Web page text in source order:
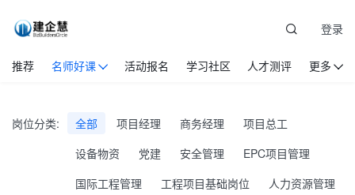
推荐 名师好课 活动报名 学习社区 人才测评 更多
登录
岗位分类: 全部 项目经理 商务经理
项目总工
设备物资
党建 安全管理
EPC项目管理
国际工程管理
工程项目基础岗位
人力资源管理